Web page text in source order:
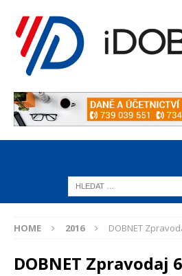
HOME 2016 DOBNET
DOBNET Zpravodaj